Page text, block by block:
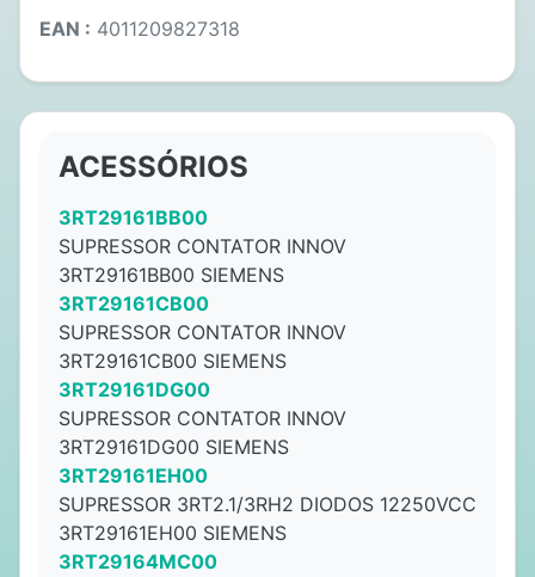
EAN : 4011209827318
ACESSÓRIOS
3RT29161BB00
SUPRESSOR CONTATOR INNOV
3RT29161BB00 SIEMENS
3RT29161CB00
SUPRESSOR CONTATOR INNOV
3RT29161CB00 SIEMENS
3RT29161DG00
SUPRESSOR CONTATOR INNOV
3RT29161DG00 SIEMENS
3RT29161EH00
SUPRESSOR 3RT2.1/3RH2 DIODOS 12250VCC
3RT29161EH00 SIEMENS
3RT29164MC00